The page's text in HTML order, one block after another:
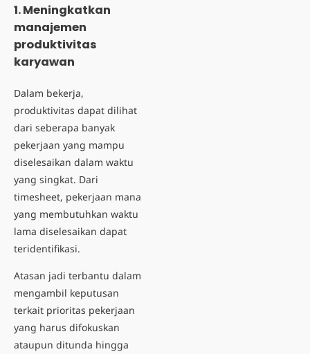
1. Meningkatkan
manajemen
produktivitas
karyawan
Dalam bekerja,
produktivitas dapat dilihat
dari seberapa banyak
pekerjaan yang mampu
diselesaikan dalam waktu
yang singkat. Dari
timesheet, pekerjaan mana
yang membutuhkan waktu
lama diselesaikan dapat
teridentifikasi.
Atasan jadi terbantu dalam
mengambil keputusan
terkait prioritas pekerjaan
yang harus difokuskan
ataupun ditunda hingga